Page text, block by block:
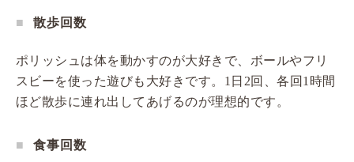
散歩回数
ポリッシュは体を動かすのが大好きで、ボールやフリ
スビーを使った遊びも大好きです。1日2回、各回1時間
ほど散歩に連れ出してあげるのが理想的です。
食事回数